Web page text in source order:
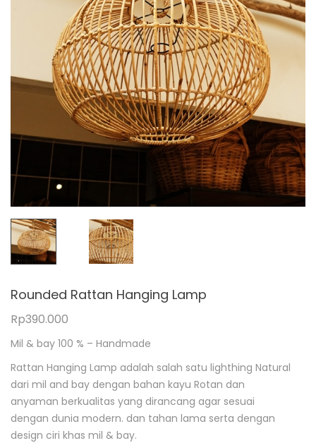
Rounded Rattan Hanging Lamp
Rp390.000
Mil & bay 100 % – Handmade
Rattan Hanging Lamp adalah salah satu lighthing Natural
dari mil and bay dengan bahan kayu Rotan dan
anyaman berkualitas yang dirancang agar sesuai
dengan dunia modern. dan tahan lama serta dengan
design ciri khas mil & bay.